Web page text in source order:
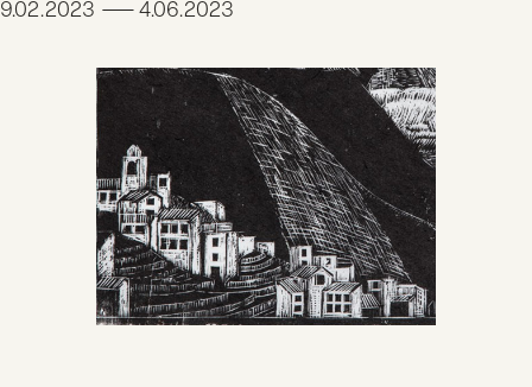
9.02.2023 — 4.06.2023